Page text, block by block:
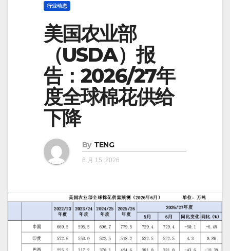
行业动态
美国农业部
（USDA）报
告：2026/27年
度全球棉花供给
下降
By TENG
6 月 15, 2026